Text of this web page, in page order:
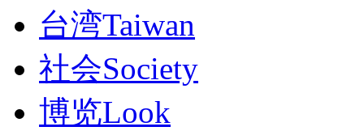
台湾Taiwan
社会Society
博览Look